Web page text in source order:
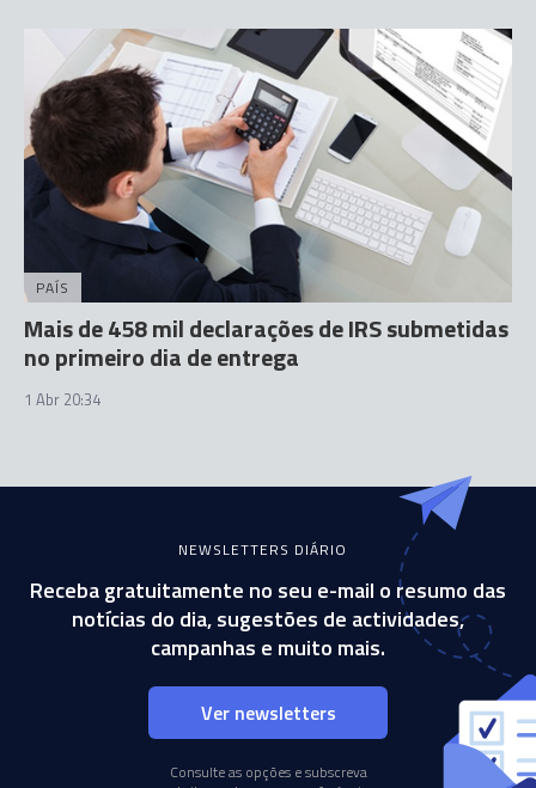
PAÍS
Mais de 458 mil declarações de IRS submetidas
no primeiro dia de entrega
1 Abr 20:34
NEWSLETTERS DIÁRIO
Receba gratuitamente no seu e-mail o resumo das
notícias do dia, sugestões de actividades,
campanhas e muito mais.
Ver newsletters
Consulte as opções e subscreva